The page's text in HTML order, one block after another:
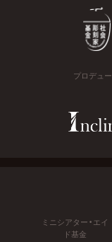
プロデュ
ミニシアター・エイ
ド基金